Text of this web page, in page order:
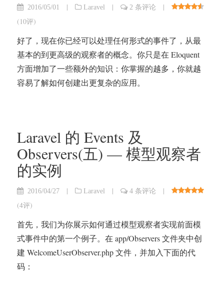
2016/05/01 | Laravel | 2 条评论
|
(10评)
好了，现在你已经可以处理任何形式的事件了，从最
基本的到更高级的观察者的概念。你只是在 Eloquent
方面增加了一些额外的知识：你掌握的越多，你就越
容易了解如何创建出更复杂的应用。
Laravel 的 Events 及
Observers(五) — 模型观察者
的实例
2016/04/27 | Laravel | 4 条评论
|
(4评)
首先，我们为你展示如何通过模型观察者实现前面模
式事件中的第一个例子。在 app/Observers 文件夹中创
建 WelcomeUserObserver.php 文件，并加入下面的代
码：